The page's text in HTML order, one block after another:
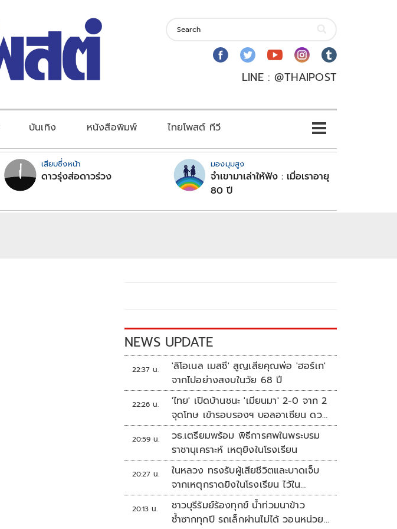
LINE : @THAIPOST
บันเทิง หนังสือพิมพ์ ไทยโพสต์ ทีวี
เสียบซึ่งหน้า
ดาวรุ่งส่อดาวร่วง
มองมุมสูง
จำเขามาเล่าให้ฟัง : เมื่อเราอายุ
80 ปี
NEWS UPDATE
22:37 น.
'ลิโอเนล เมสซี' สูญเสียคุณพ่อ 'ฮอร์เก'
จากไปอย่างสงบในวัย 68 ปี
22:26 น.
'ไทย' เปิดบ้านชนะ 'เมียนมา' 2-0 จาก 2
จุดโทษ เข้ารอบรองฯ บอลอาเซียน ดวล
'สิงคโปร์'
20:59 น.
วธ.เตรียมพร้อม พิธีการศพในพระบรม
ราชานุเคราะห์ เหตุยิงในโรงเรียน
20:27 น.
ในหลวง ทรงรับผู้เสียชีวิตและบาดเจ็บ
จากเหตุกราดยิงในโรงเรียน ไว้ใน
พระบรมราชานุเคราะห์
20:13 น.
ชาวบุรีรัมย์ร้องทุกข์ น้ำท่วมนาข้าว
ซ้ำซากทุกปี รถเล็กผ่านไม่ได้ วอนหน่วย